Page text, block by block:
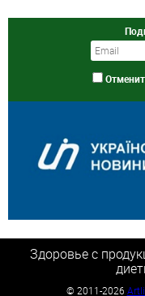
Здоровье с
© 2011-2026